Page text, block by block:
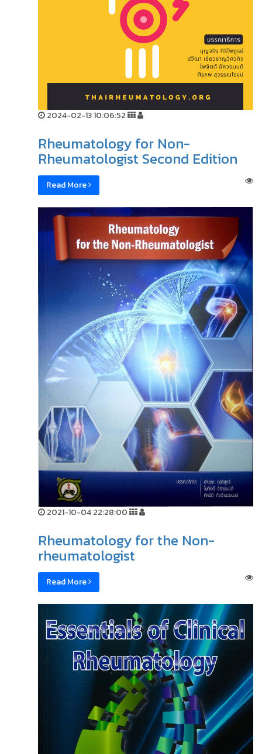
2024-02-13 10:06:52
Rheumatology for Non-
Rheumatologist Second Edition
Read More
2021-10-04 22:28:00
Rheumatology for the Non-
rheumatologist
Read More